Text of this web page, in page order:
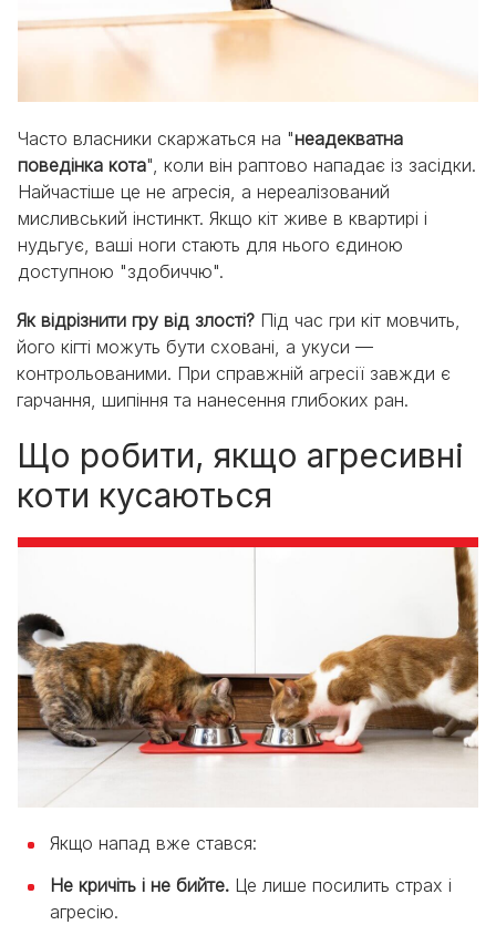
Часто власники скаржаться на "неадекватна
поведінка кота", коли він раптово нападає із засідки.
Найчастіше це не агресія, а нереалізований
мисливський інстинкт. Якщо кіт живе в квартирі і
нудьгує, ваші ноги стають для нього єдиною
доступною "здобиччю".
Як відрізнити гру від злості? Під час гри кіт мовчить,
його кігті можуть бути сховані, а укуси —
контрольованими. При справжній агресії завжди є
гарчання, шипіння та нанесення глибоких ран.
Що робити, якщо агресивні
коти кусаються
Якщо напад вже стався:
Не кричіть і не бийте. Це лише посилить страх і
агресію.